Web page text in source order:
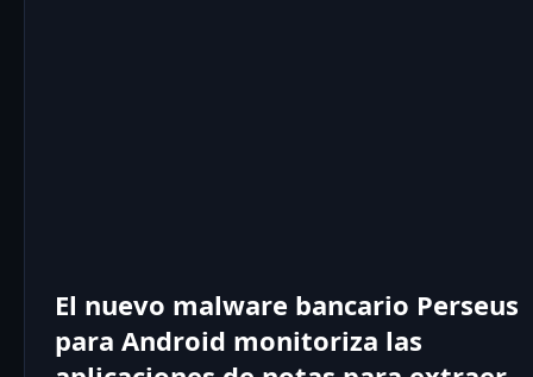
El nuevo malware bancario Perseus
para Android monitoriza las